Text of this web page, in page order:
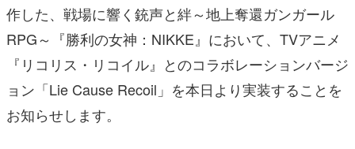
作した、戦場に響く銃声と絆～地上奪還ガンガール
RPG～『勝利の女神：NIKKE』において、TVアニメ
『リコリス・リコイル』とのコラボレーションバージ
ョン「Lie Cause Recoil」を本日より実装することを
お知らせします。